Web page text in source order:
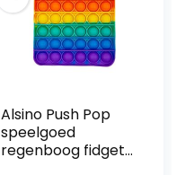
Alsino Push Pop
speelgoed
regenboog fidget